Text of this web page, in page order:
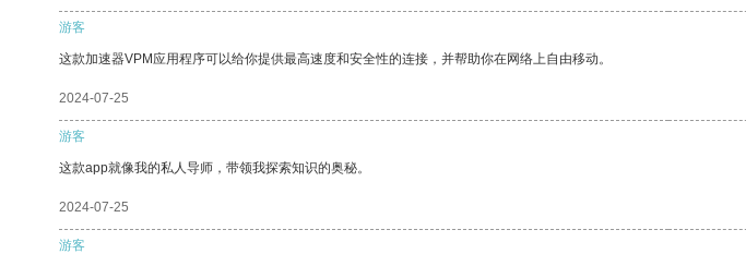
游客
这款加速器VPM应用程序可以给你提供最高速度和安全性的连接，并帮助你在网络上自由移动。
2024-07-25
游客
这款app就像我的私人导师，带领我探索知识的奥秘。
2024-07-25
游客